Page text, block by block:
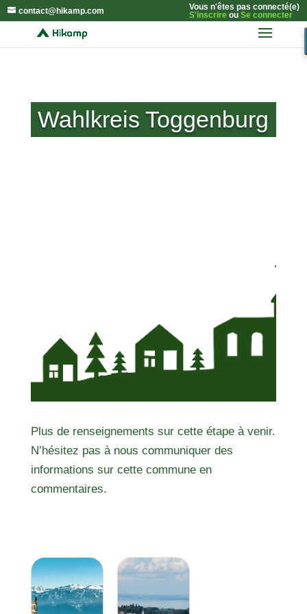
contact@hikamp.com
Vous n'êtes pas connecté(e)
S'inscrireou Se connecter
Wahlkreis Toggenburg
Plus de renseignements sur cette étape à venir.
N’hésitez pas à nous communiquer des
informations sur cette commune en
commentaires.